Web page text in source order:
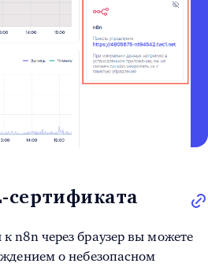
сертификата
n8n через браузер вы можете
о небезопасном